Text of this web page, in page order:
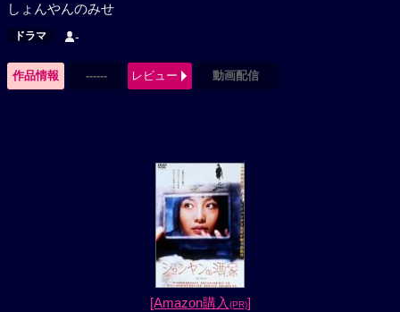
しょんやんのみせ
ドラマ -
作品情報 ------ レビュー 動画配信
[Amazon購入 (PR)]